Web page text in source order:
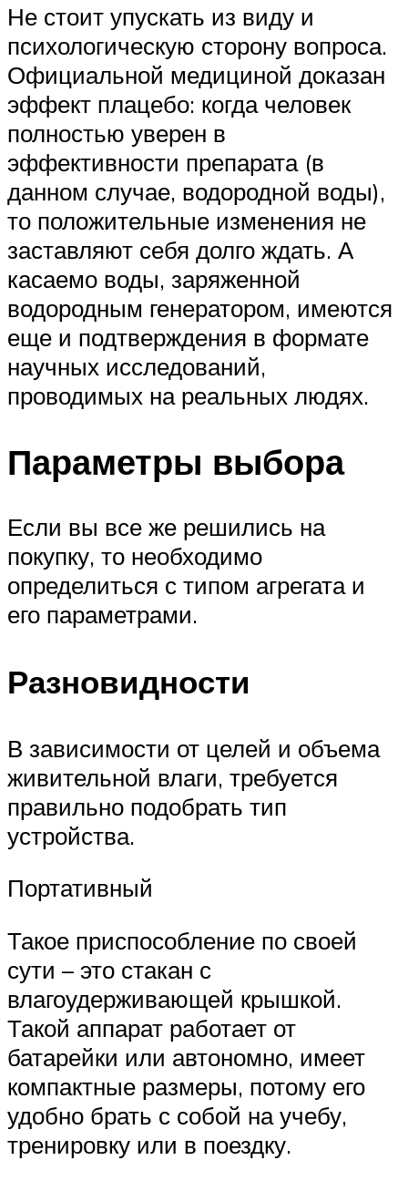
Не стоит упускать из виду и
психологическую сторону вопроса.
Официальной медициной доказан
эффект плацебо: когда человек
полностью уверен в
эффективности препарата (в
данном случае, водородной воды),
то положительные изменения не
заставляют себя долго ждать. А
касаемо воды, заряженной
водородным генератором, имеются
еще и подтверждения в формате
научных исследований,
проводимых на реальных людях.
Параметры выбора
Если вы все же решились на
покупку, то необходимо
определиться с типом агрегата и
его параметрами.
Разновидности
В зависимости от целей и объема
живительной влаги, требуется
правильно подобрать тип
устройства.
Портативный
Такое приспособление по своей
сути – это стакан с
влагоудерживающей крышкой.
Такой аппарат работает от
батарейки или автономно, имеет
компактные размеры, потому его
удобно брать с собой на учебу,
тренировку или в поездку.